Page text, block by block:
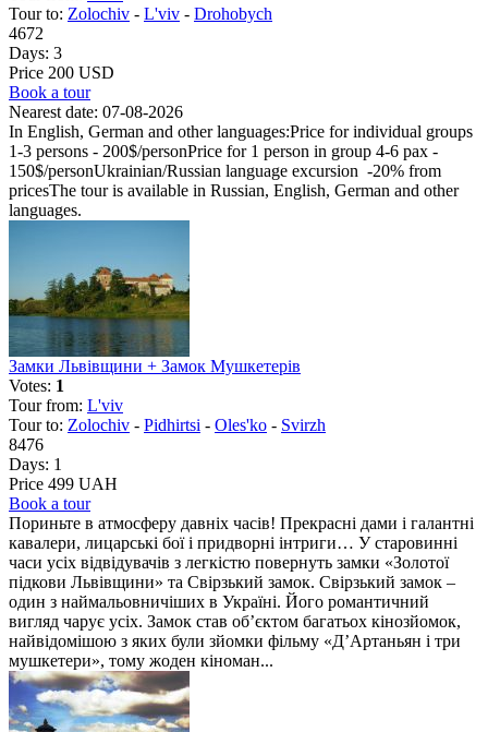
Tour to: Zolochiv - L'viv - Drohobych
4672
Days: 3
Price 200 USD
Book a tour
Nearest date: 07-08-2026
In English, German and other languages:Price for individual groups
1-3 persons - 200$/personPrice for 1 person in group 4-6 pax -
150$/personUkrainian/Russian language excursion -20% from
pricesThe tour is available in Russian, English, German and other
languages.
Замки Львівщини + Замок Мушкетерів
Votes: 1
Tour from: L'viv
Tour to: Zolochiv - Pidhirtsi - Oles'ko - Svirzh
8476
Days: 1
Price 499 UAH
Book a tour
Пориньте в атмосферу давніх часів! Прекрасні дами і галантні
кавалери, лицарські бої і придворні інтриги… У старовинні
часи усіх відвідувачів з легкістю повернуть замки «Золотої
підкови Львівщини» та Свірзький замок. Свірзький замок –
один з наймальовничіших в Україні. Його романтичний
вигляд чарує усіх. Замок став об’єктом багатьох кінозйомок,
найвідомішою з яких були зйомки фільму «Д’Артаньян і три
мушкетери», тому жоден кіноман...